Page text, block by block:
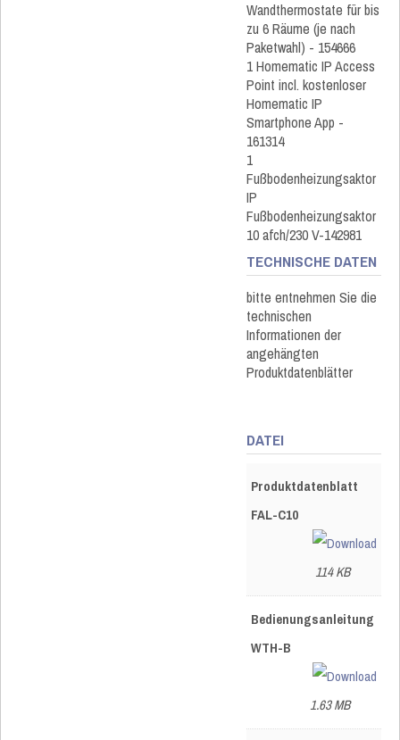
Wandthermostate für bis
zu 6 Räume (je nach
Paketwahl) - 154666
1 Homematic IP Access
Point incl. kostenloser
Homematic IP
Smartphone App -
161314
1
Fußbodenheizungsaktor
IP
Fußbodenheizungsaktor
10 afch/230 V-142981
TECHNISCHE DATEN
bitte entnehmen Sie die
technischen
Informationen der
angehängten
Produktdatenblätter
DATEI
Produktdatenblatt
FAL-C10
114 KB
Bedienungsanleitung
WTH-B
1.63 MB